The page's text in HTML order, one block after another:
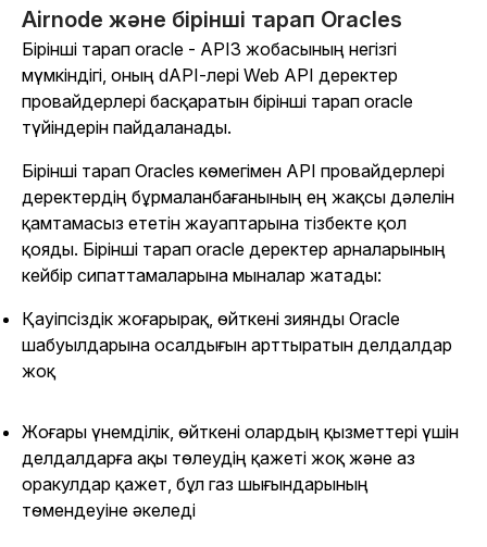
Airnode және бірінші тарап Oracles
Бірінші тарап oracle - API3 жобасының негізгі
мүмкіндігі, оның dAPI-лері Web API деректер
провайдерлері басқаратын бірінші тарап oracle
түйіндерін пайдаланады.
Бірінші тарап Oracles көмегімен API провайдерлері
деректердің бұрмаланбағанының ең жақсы дәлелін
қамтамасыз ететін жауаптарына тізбекте қол
қояды. Бірінші тарап oracle деректер арналарының
кейбір сипаттамаларына мыналар жатады:
Қауіпсіздік жоғарырақ, өйткені зиянды Oracle
шабуылдарына осалдығын арттыратын делдалдар
жоқ
Жоғары үнемділік, өйткені олардың қызметтері үшін
делдалдарға ақы төлеудің қажеті жоқ және аз
оракулдар қажет, бұл газ шығындарының
төмендеуіне әкеледі